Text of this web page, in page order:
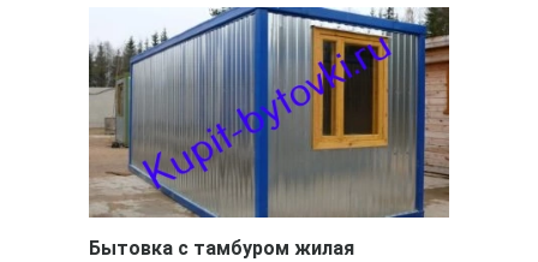
Бытовка с тамбуром жилая